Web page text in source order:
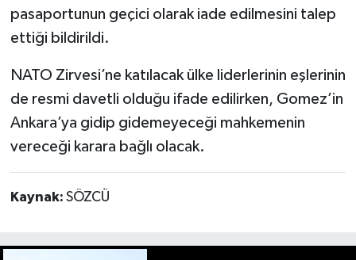
pasaportunun geçici olarak iade edilmesini talep
ettiği bildirildi.
NATO Zirvesi’ne katılacak ülke liderlerinin eşlerinin
de resmi davetli olduğu ifade edilirken, Gomez’in
Ankara’ya gidip gidemeyeceği mahkemenin
vereceği karara bağlı olacak.
Kaynak: SÖZCÜ